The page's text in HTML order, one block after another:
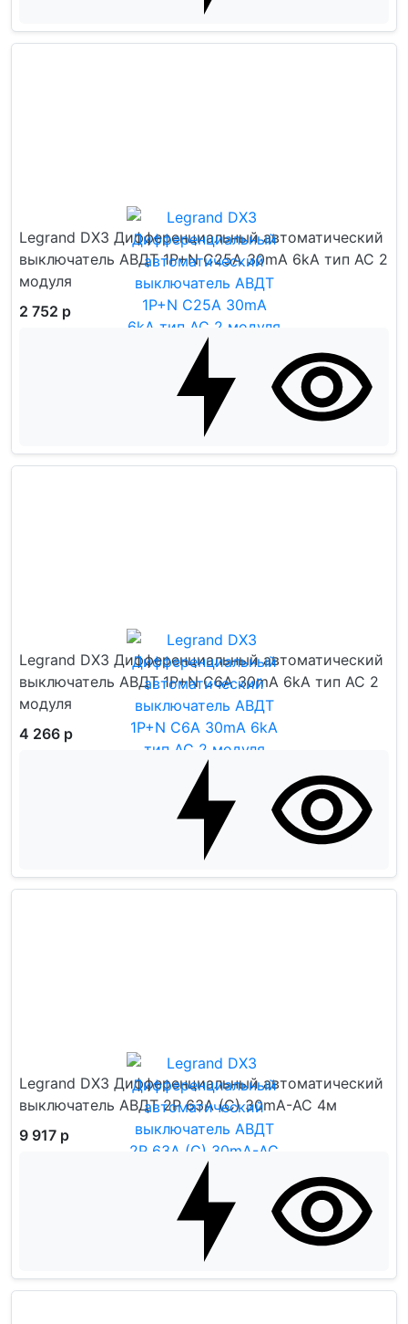
Legrand DX3 Дифференциальный автоматический
выключатель АВДТ 1P+N C25A 30mA 6kA тип AC 2
модуля
2 752 р
Legrand DX3 Дифференциальный автоматический
выключатель АВДТ 1P+N C6A 30mA 6kA тип AC 2
модуля
4 266 р
Legrand DX3 Дифференциальный автоматический
выключатель АВДТ 2P 63А (С) 30mA-AC 4м
9 917 р